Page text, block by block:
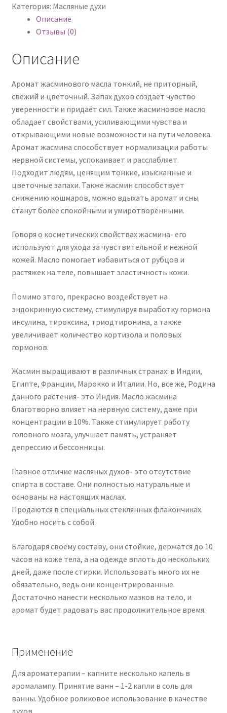
(Jasmine)
Категория: Масляные духи
Описание
Отзывы (0)
Описание
Аромат жасминового масла тонкий, не приторный,
свежий и цветочный. Запах духов создаёт чувство
уверенности и придаёт сил. Также жасминовое масло
обладает свойствами, усиливающими чувства и
открывающими новые возможности на пути человека.
Аромат жасмина способствует нормализации работы
нервной системы, успокаивает и расслабляет.
Подходит людям, ценящим тонкие, изысканные и
цветочные запахи. Также жасмин способствует
снижению кошмаров, можно вдыхать аромат и сны
станут более спокойными и умиротворёнными.
Говоря о косметических свойствах жасмина- его
используют для ухода за чувствительной и нежной
кожей. Масло помогает избавиться от рубцов и
растяжек на теле, повышает эластичность кожи.
Помимо этого, прекрасно воздействует на
эндокринную систему, стимулируя выработку гормона
инсулина, тироксина, триодтиронина, а также
увеличивает количество кортизола и половых
гормонов.
Жасмин выращивают в различных странах: в Индии,
Египте, Франции, Марокко и Италии. Но, все же, Родина
данного растения- это Индия. Масло жасмина
благотворно влияет на нервную систему, даже при
концентрации в 10%. Также стимулирует работу
головного мозга, улучшает память, устраняет
депрессию и бессонницы.
Главное отличие масляных духов- это отсутствие
спирта в составе. Они полностью натуральные и
основаны на настоящих маслах.
Продаются в специальных стеклянных флакончиках.
Удобно носить с собой.
Благодаря своему составу, они стойкие, держатся до 10
часов на коже тела, а на одежде вплоть до нескольких
дней, даже после стирки. Использовать много их не
обязательно, ведь они концентрированные.
Достаточно нанести несколько мазков на тело, и
аромат будет радовать вас продолжительное время.
Применение
Для ароматерапии – капните несколько капель в
аромалампу. Принятие ванн – 1-2 капли в соль для
ванны. Удобное роликовое использование в качестве
духов.